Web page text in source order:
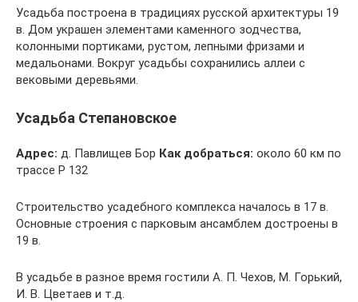
Усадьба построена в традициях русской архитектуры 19
в. Дом украшен элементами каменного зодчества,
колонными портиками, рустом, лепными фризами и
медальонами. Вокруг усадьбы сохранились аллеи с
вековыми деревьями.
Усадьба Степановское
Адрес: д. Павлищев Бор Как добраться: около 60 км по
трассе Р 132
Строительство усадебного комплекса началось в 17 в.
Основные строения с парковым ансамблем достроены в
19 в.
В усадьбе в разное время гостили А. П. Чехов, М. Горький,
И. В. Цветаев и т.д.